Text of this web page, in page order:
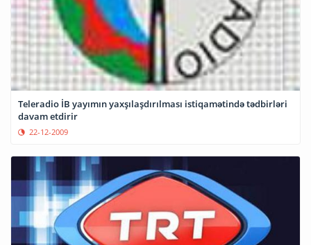
Teleradio İB yayımın yaxşılaşdırılması istiqamətində tədbirləri
davam etdirir
22-12-2009